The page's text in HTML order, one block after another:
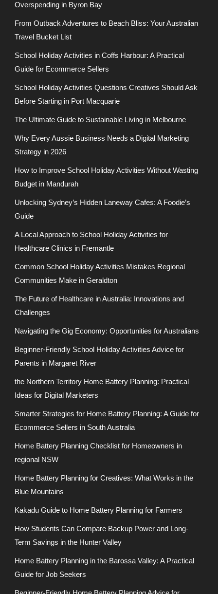
Overspending in Byron Bay
From Outback Adventures to Beach Bliss: Your Australian
Travel Bucket List
School Holiday Activities in Coffs Harbour: A Practical
Guide for Ecommerce Sellers
School Holiday Activities Questions Creatives Should Ask
Before Starting in Port Macquarie
The Ultimate Guide to Sustainable Living in Melbourne
Why Every Aussie Business Needs a Digital Marketing
Strategy in 2026
How to Improve School Holiday Activities Without Wasting
Budget in Mandurah
Unlocking Sydney’s Hidden Laneway Cafes: A Foodie’s
Guide
A Local Approach to School Holiday Activities for
Healthcare Clinics in Fremantle
Common School Holiday Activities Mistakes Regional
Communities Make in Geraldton
The Future of Healthcare in Australia: Innovations and
Challenges
Navigating the Gig Economy: Opportunities for Australians
Beginner-Friendly School Holiday Activities Advice for
Parents in Margaret River
the Northern Territory Home Battery Planning: Practical
Ideas for Digital Marketers
Smarter Strategies for Home Battery Planning: A Guide for
Ecommerce Sellers in South Australia
Home Battery Planning Checklist for Homeowners in
regional NSW
Home Battery Planning for Creatives: What Works in the
Blue Mountains
Kakadu Guide to Home Battery Planning for Farmers
How Students Can Compare Backup Power and Long-
Term Savings in the Hunter Valley
Home Battery Planning in the Barossa Valley: A Practical
Guide for Job Seekers